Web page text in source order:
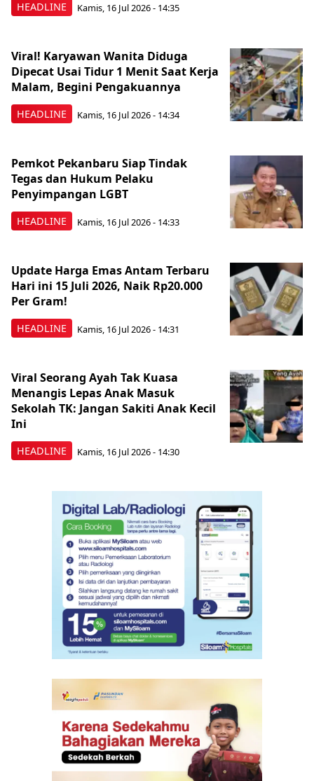
HEADLINE Kamis, 16 Jul 2026 - 14:35
HEADLINE
Viral! Karyawan Wanita Diduga
Dipecat Usai Tidur 1 Menit Saat Kerja
Malam, Begini Pengakuannya
Kamis, 16 Jul 2026 - 14:34
HEADLINE
Pemkot Pekanbaru Siap Tindak
Tegas dan Hukum Pelaku
Penyimpangan LGBT
Kamis, 16 Jul 2026 - 14:33
HEADLINE
Update Harga Emas Antam Terbaru
Hari ini 15 Juli 2026, Naik Rp20.000
Per Gram!
Kamis, 16 Jul 2026 - 14:31
HEADLINE
Viral Seorang Ayah Tak Kuasa
Menangis Lepas Anak Masuk
Sekolah TK: Jangan Sakiti Anak Kecil
Ini
Kamis, 16 Jul 2026 - 14:30